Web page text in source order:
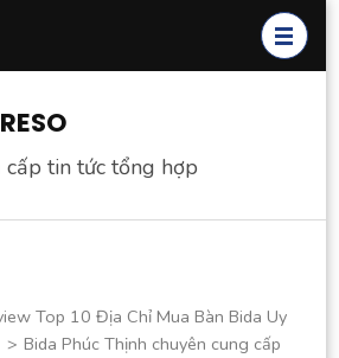
cấp tin tức tổng hợp
Top 10 Địa Chỉ Mua Bàn Bida Uy
> Bida Phúc Thịnh chuyên cung cấp